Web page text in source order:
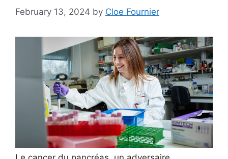
February 13, 2024 by Cloe Fournier